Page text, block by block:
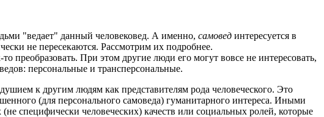
"ведает" данный человековед. А именно, самовед интересуется в
не пересекаются. Рассмотрим их подробнее.
преобразовать. При этом другие люди его могут вовсе не интересовать,
персональные и трансперсональные.
к другим людям как представителям рода человеческого. Это
(для персонального самоведа) гуманитарного интереса. Иными
специфически человеческих) качеств или социальных ролей, которые